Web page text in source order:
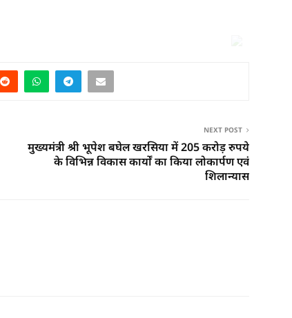
NEXT POST
मुख्यमंत्री श्री भूपेश बघेल खरसिया में 205 करोड़ रुपये
के विभिन्न विकास कार्यों का किया लोकार्पण एवं
शिलान्यास